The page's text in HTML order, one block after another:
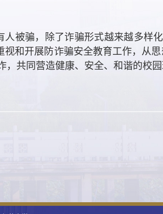
被骗，除了诈骗形式越来越多样
和开展防诈骗安全教育工作，从
共同营造健康、安全、和谐的校园